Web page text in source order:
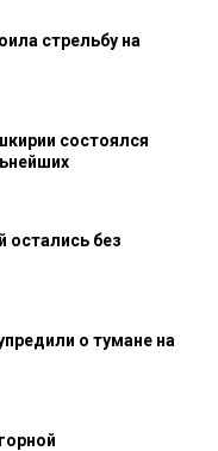
стрельбу на
состоялся
остались без
о тумане на